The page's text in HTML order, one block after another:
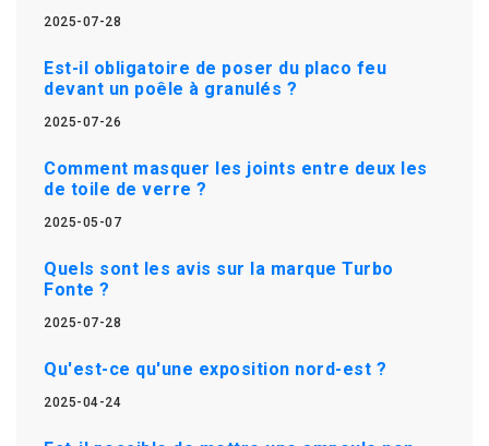
2025-07-28
Est-il obligatoire de poser du placo feu
devant un poêle à granulés ?
2025-07-26
Comment masquer les joints entre deux les
de toile de verre ?
2025-05-07
Quels sont les avis sur la marque Turbo
Fonte ?
2025-07-28
Qu'est-ce qu'une exposition nord-est ?
2025-04-24